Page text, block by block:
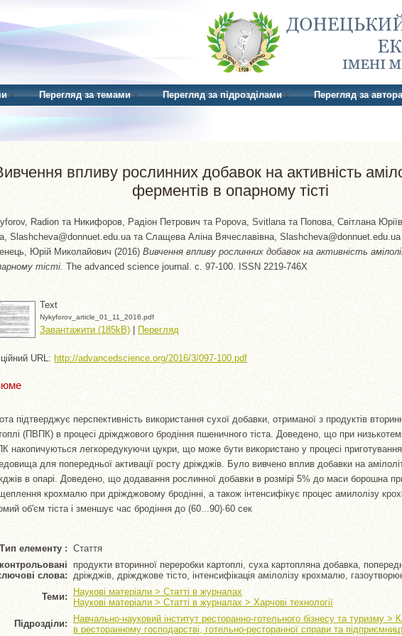
Перегляд за темами Перегляд за підрозділами Перегляд за
впливу рослинних добавок на активність
ферментів в опарному тісті
Radion та Никифоров, Радіон Петрович та Popova, Svitlana та Попова, Світлана
Slashcheva@donnuet.edu.ua та Слащева Аліна Вячеславівна, Slashcheva@donnuet.edu.ua
Юрій Миколайович (2016) Вивчення впливу рослинних добавок на активність
тісті. The advanced science journal. с. 97-100. ISSN 2219-746X
Text
Nykyforov_article_01_11_2016.pdf
Завантажити (185kB) | Перегляд
URL: http://advancedscience.org/2016/3/097-100.pdf
підтверджує перспективність використання сухої добавки, отриманої з продуктів
(ПВПК) в процесі дріжджового бродіння пшеничного тіста. Доведено, що при
накопичуються легкоредукуючи цукри, що може бути використано у процесі приготування
для попередньої активації росту дріжджів. Було вивчено вплив добавки на
в опарі. Доведено, що додавання рослинної добавки в розмірі 5% до маси борошна
крохмалю при дріжджовому бродінні, а також інтенсифікує процес амилолізу
об'єм тіста і зменшує час бродіння до (60...90)∙60 сек
Тип елементу : Стаття
слова:
продукти вторинної переробки картоплі, суха картопляна добавка,
дріжджів, дріжджове тісто, інтенсифікація амілолізу крохмалю,
Теми:
Наукові матеріали > Статті в журналах
Наукові матеріали > Статті в журналах > Харчові технології
Підрозділи:
Навчально-науковий інститут ресторанно-готельного бізнесу та туризму >
в ресторанному господарстві, готельно-ресторанної справи та